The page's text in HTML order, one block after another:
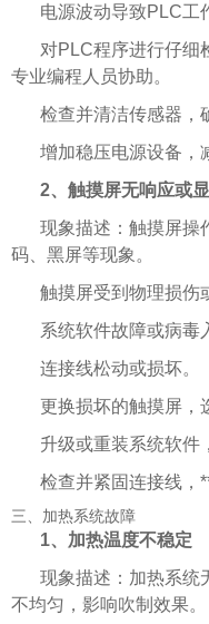
电源波动导致PLC工
对PLC程序进行仔细
专业编程人员协助。
检查并清洁传感器，
增加稳压电源设备，
2、触摸屏无响应或
现象描述：触摸屏操
码、黑屏等现象。
触摸屏受到物理损伤
系统软件故障或病毒
连接线松动或损坏。
更换损坏的触摸屏，
升级或重装系统软件
检查并紧固连接线，
三、加热系统故障
1、加热温度不稳定
现象描述：加热系统
不均匀，影响吹制效果。